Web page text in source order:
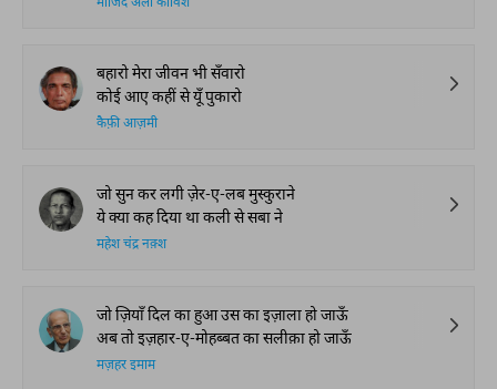
बहारो मेरा जीवन भी सँवारो
कोई आए कहीं से यूँ पुकारो
कैफ़ी आज़मी
जो सुन कर लगी ज़ेर-ए-लब मुस्कुराने
ये क्या कह दिया था कली से सबा ने
महेश चंद्र नक़्श
जो ज़ियाँ दिल का हुआ उस का इज़ाला हो जाऊँ
अब तो इज़हार-ए-मोहब्बत का सलीक़ा हो जाऊँ
मज़हर इमाम